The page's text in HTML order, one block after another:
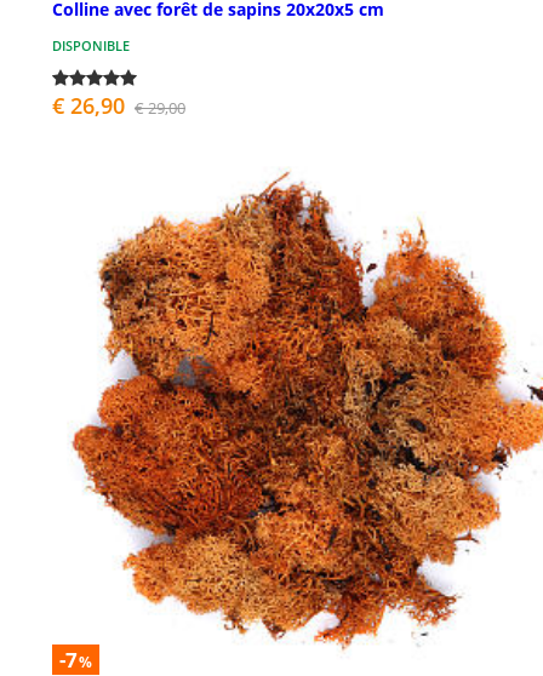
Colline avec forêt de sapins 20x20x5 cm
DISPONIBLE
€ 26,90 € 29,00
-7%